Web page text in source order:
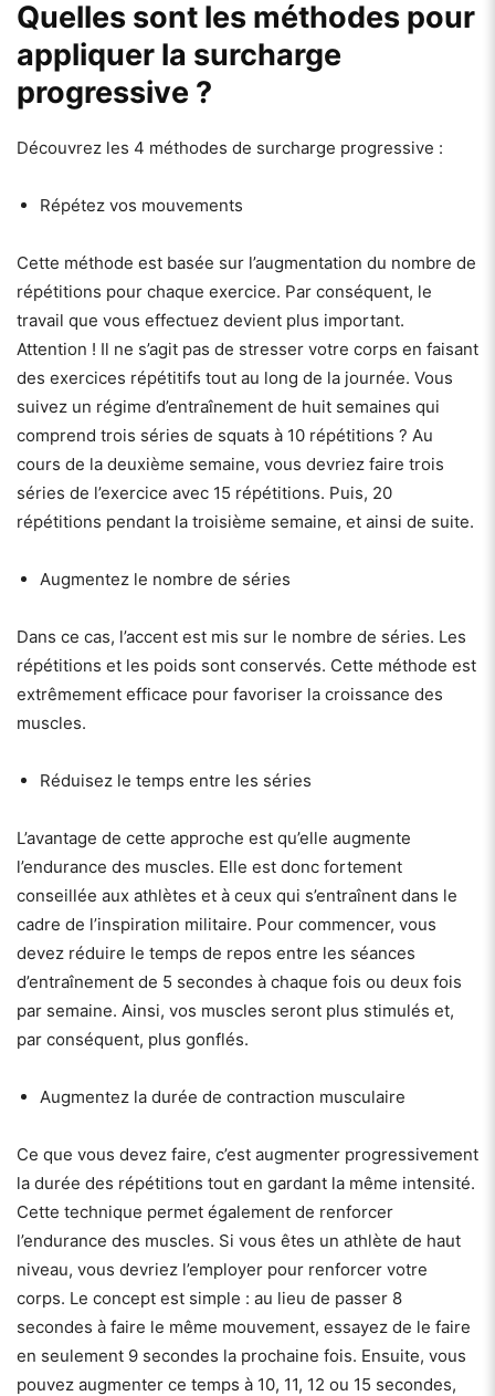
Quelles sont les méthodes pour
appliquer la surcharge
progressive ?
Découvrez les 4 méthodes de surcharge progressive :
Répétez vos mouvements
Cette méthode est basée sur l’augmentation du nombre de
répétitions pour chaque exercice. Par conséquent, le
travail que vous effectuez devient plus important.
Attention ! Il ne s’agit pas de stresser votre corps en faisant
des exercices répétitifs tout au long de la journée. Vous
suivez un régime d’entraînement de huit semaines qui
comprend trois séries de squats à 10 répétitions ? Au
cours de la deuxième semaine, vous devriez faire trois
séries de l’exercice avec 15 répétitions. Puis, 20
répétitions pendant la troisième semaine, et ainsi de suite.
Augmentez le nombre de séries
Dans ce cas, l’accent est mis sur le nombre de séries. Les
répétitions et les poids sont conservés. Cette méthode est
extrêmement efficace pour favoriser la croissance des
muscles.
Réduisez le temps entre les séries
L’avantage de cette approche est qu’elle augmente
l’endurance des muscles. Elle est donc fortement
conseillée aux athlètes et à ceux qui s’entraînent dans le
cadre de l’inspiration militaire. Pour commencer, vous
devez réduire le temps de repos entre les séances
d’entraînement de 5 secondes à chaque fois ou deux fois
par semaine. Ainsi, vos muscles seront plus stimulés et,
par conséquent, plus gonflés.
Augmentez la durée de contraction musculaire
Ce que vous devez faire, c’est augmenter progressivement
la durée des répétitions tout en gardant la même intensité.
Cette technique permet également de renforcer
l’endurance des muscles. Si vous êtes un athlète de haut
niveau, vous devriez l’employer pour renforcer votre
corps. Le concept est simple : au lieu de passer 8
secondes à faire le même mouvement, essayez de le faire
en seulement 9 secondes la prochaine fois. Ensuite, vous
pouvez augmenter ce temps à 10, 11, 12 ou 15 secondes,